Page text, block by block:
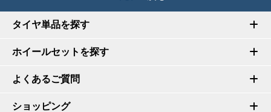
タイヤ単品を探す
ホイールセットを探す
よくあるご質問
ショッピング